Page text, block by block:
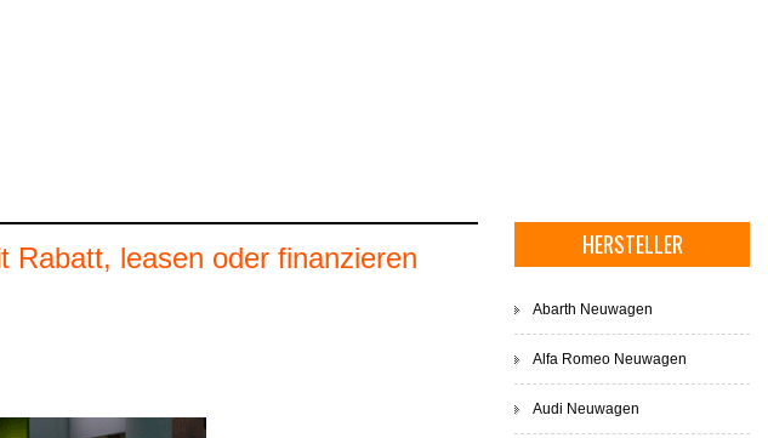
Rabatt, leasen oder finanzieren
HERSTELLER
Abarth Neuwagen
Alfa Romeo Neuwagen
Audi Neuwagen